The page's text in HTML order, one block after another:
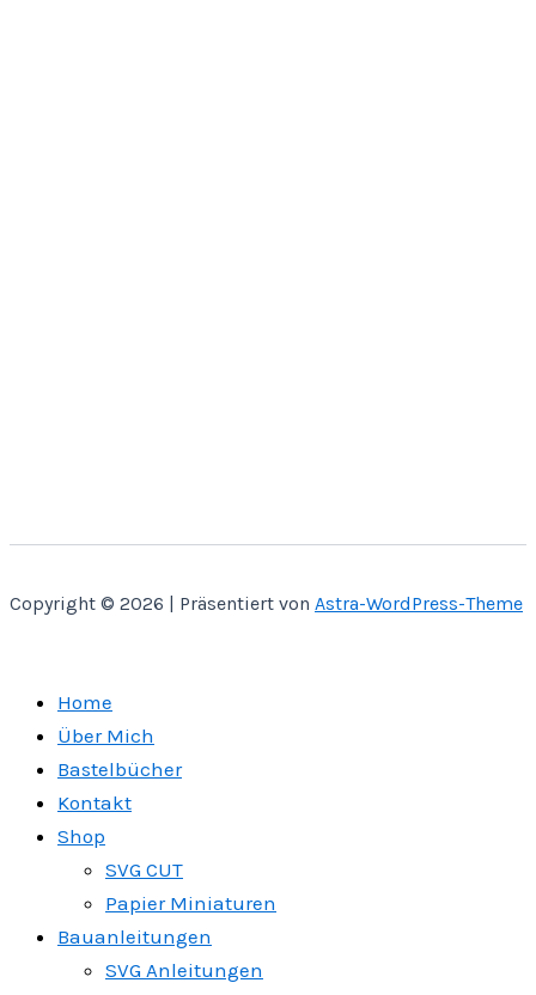
Copyright © 2026 | Präsentiert von Astra-WordPress-Theme
Home
Über Mich
Bastelbücher
Kontakt
Shop
SVG CUT
Papier Miniaturen
Bauanleitungen
SVG Anleitungen